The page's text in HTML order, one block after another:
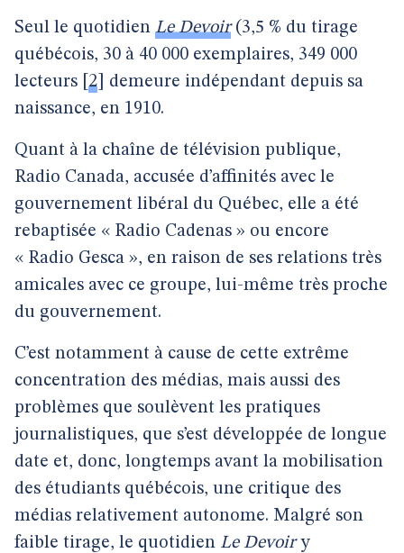
Seul le quotidien Le Devoir(3,5 % du tirage
québécois, 30 à 40 000 exemplaires, 349 000
lecteurs 2
demeure indépendant depuis sa
naissance, en 1910.
Quant à la chaîne de télévision publique,
Radio Canada, accusée d’affinités avec le
gouvernement libéral du Québec, elle a été
rebaptisée « Radio Cadenas » ou encore
« Radio Gesca », en raison de ses relations très
amicales avec ce groupe, lui-même très proche
du gouvernement.
C’est notamment à cause de cette extrême
concentration des médias, mais aussi des
problèmes que soulèvent les pratiques
journalistiques, que s’est développée de longue
date et, donc, longtemps avant la mobilisation
des étudiants québécois, une critique des
médias relativement autonome. Malgré son
faible tirage, le quotidien Le Devoiry